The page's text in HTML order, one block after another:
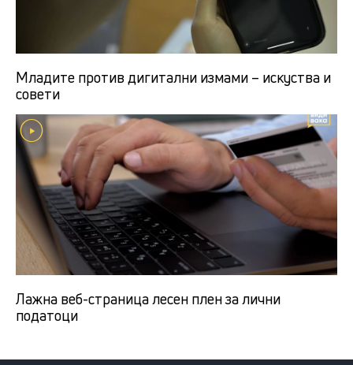
Младите против дигитални измами – искуства и
совети
Лажна веб-страница лесен плен за лични
податоци